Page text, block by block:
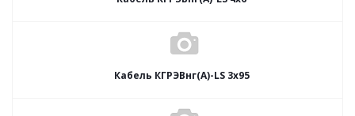
Кабель КГРЭВнг(А)-LS 3х95